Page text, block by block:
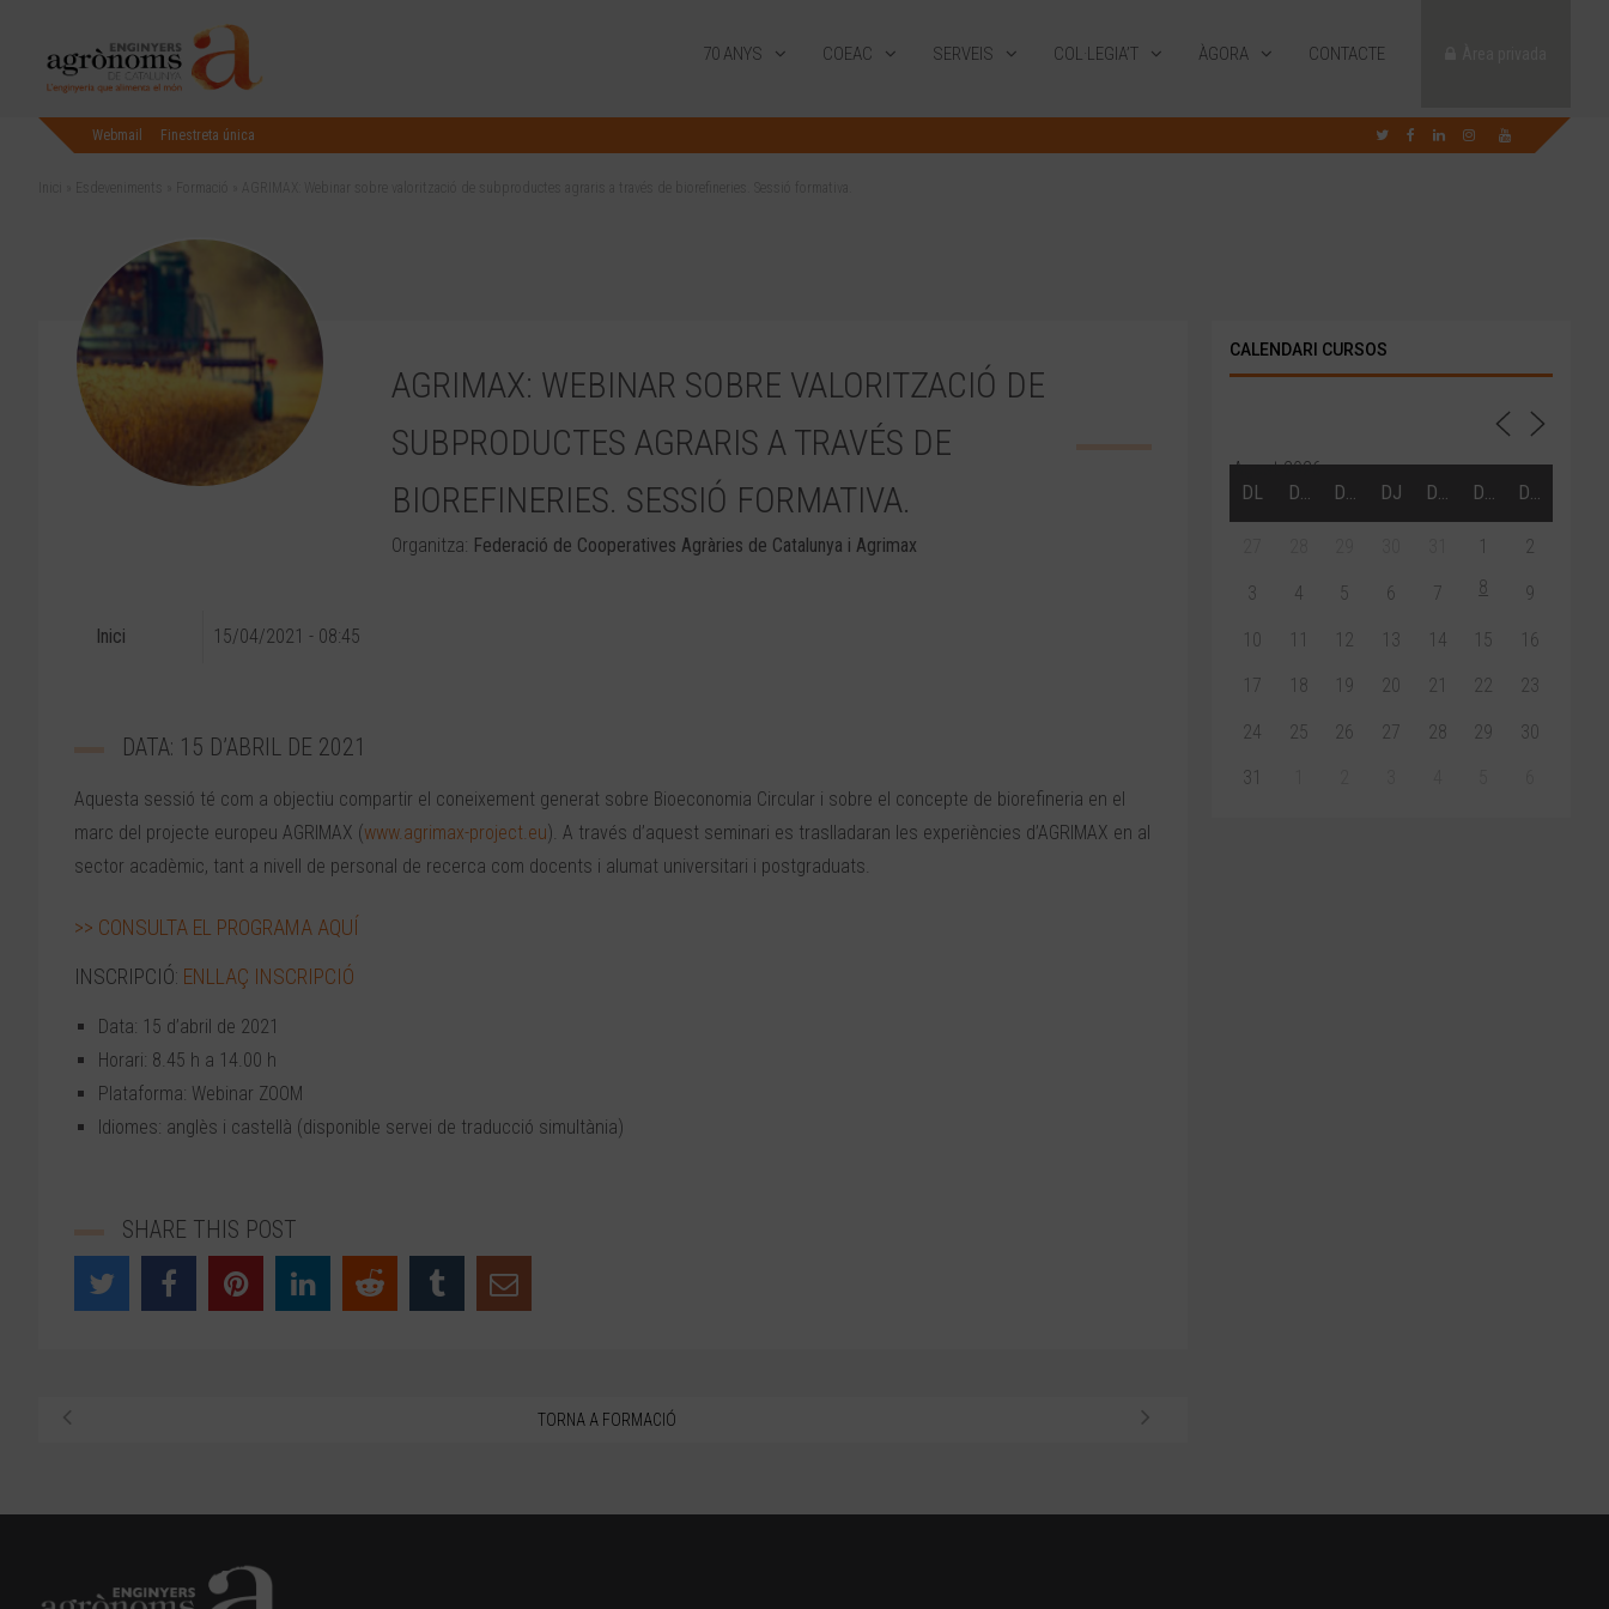
70 ANYS COEAC SERVEIS COL·LEGIA’T ÀGORA CONTACTE
Webmail Finestreta única
AGRIMAX: WEBINAR SOBRE VALORITZACIÓ DE
SUBPRODUCTES AGRARIS A TRAVÉS DE
BIOREFINERIES. SESSIÓ FORMATIVA.
Organitza: Federació de Cooperatives Agràries de Catalunya i Agrimax
Inici 15/04/2021 - 08:45
DATA: 15 D’ABRIL DE 2021
Aquesta sessió té com a objectiu compartir el coneixement generat sobre Bioeconomia Circular i sobre el concepte de biorefineria en el
marc del projecte europeu AGRIMAX (www.agrimax-project.eu). A través d’aquest seminari es traslladaran les experiències d’AGRIMAX en al
sector acadèmic, tant a nivell de personal de recerca com docents i alumat universitari i postgraduats.
>> CONSULTA EL PROGRAMA AQUÍ
INSCRIPCIÓ: ENLLAÇ INSCRIPCIÓ
Data: 15 d’abril de 2021
Horari: 8.45 h a 14.00 h
Plataforma: Webinar ZOOM
Idiomes: anglès i castellà (disponible servei de traducció simultània)
SHARE THIS POST
TORNA A FORMACIÓ
CALENDARI CURSOS
Agost 2026
DL
DT DC DJ DV DS DG
1 2
3 4 5 6 7 8 9
10 11 12 13 14 15 16
17 18 19 20 21 22 23
24 25 26 27 28 29 30
31